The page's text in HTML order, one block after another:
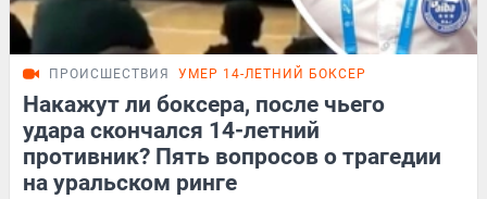
ПРОИСШЕСТВИЯ УМЕР 14-ЛЕТНИЙ БОКСЕР
Накажут ли боксера, после чьего
удара скончался 14-летний
противник? Пять вопросов о трагедии
на уральском ринге